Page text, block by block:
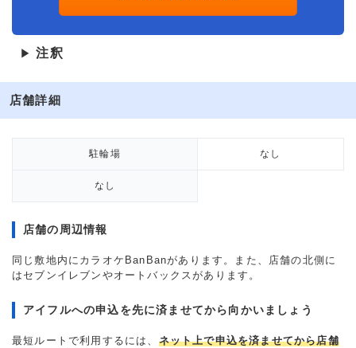
▶ 注釈
店舗詳細
駐輪場 なし
なし
店舗の周辺情報
同じ敷地内にカラオケBanBanがあります。また、店舗の北側に
はセブンイレブンやオートバックスがあります。
アイフルへの申込を先に済ませてから向かいましょう
最短ルートで利用するには、 ネット上で申込を済ませてから店舗